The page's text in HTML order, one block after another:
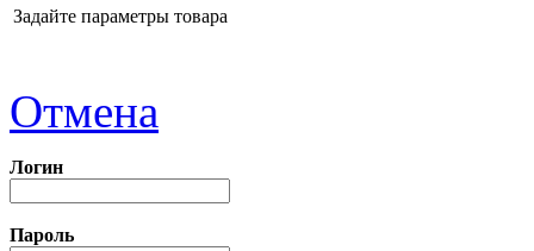
Задайте параметры товара
Отмена
Логин
Пароль